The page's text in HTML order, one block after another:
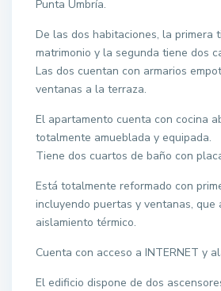
Punta Umbría.
De las dos habitaciones, la primera
matrimonio y la segunda tiene dos
Las dos cuentan con armarios
ventanas a la terraza.
El apartamento cuenta con cocina
totalmente amueblada y equipada.
Tiene dos cuartos de baño con
Está totalmente reformado con
incluyendo puertas y ventanas, que
aislamiento térmico.
Cuenta con acceso a INTERNET y
El edificio dispone de dos